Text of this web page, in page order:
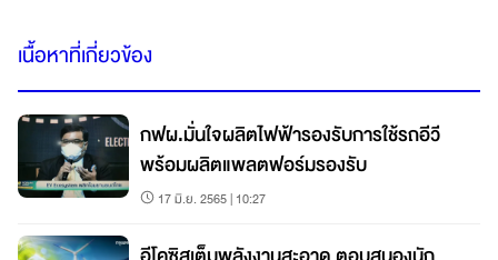
เนื้อหาที่เกี่ยวข้อง
กฟผ.มั่นใจผลิตไฟฟ้ารองรับการใช้รถอีวี
พร้อมผลิตแพลตฟอร์มรองรับ
17 มิ.ย. 2565 | 10:27